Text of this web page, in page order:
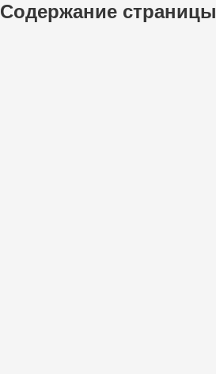
Содержание страницы